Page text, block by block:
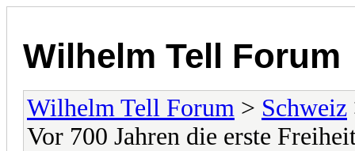
Wilhelm Tell Forum
Wilhelm Tell Forum > Schweiz
Vor 700 Jahren die erste